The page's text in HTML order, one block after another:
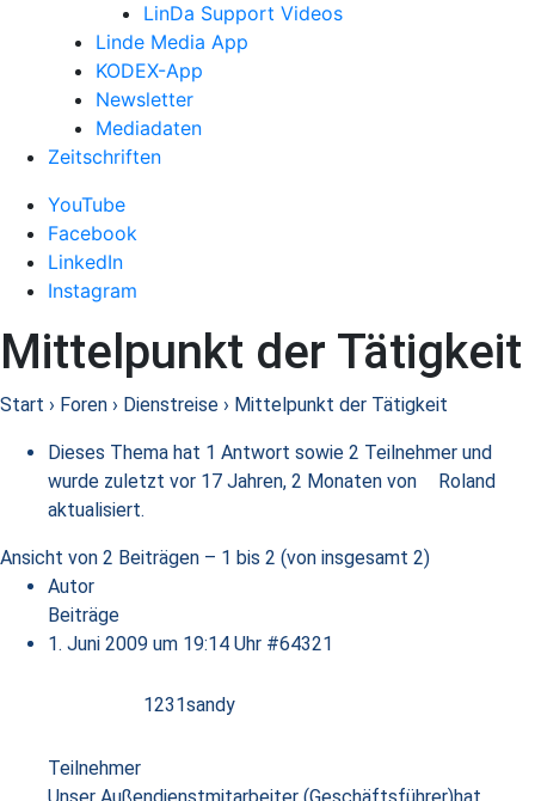
LinDa Support Videos
Linde Media App
KODEX-App
Newsletter
Mediadaten
Zeitschriften
YouTube
Facebook
LinkedIn
Instagram
Mittelpunkt der Tätigkeit
Start › Foren › Dienstreise › Mittelpunkt der Tätigkeit
Dieses Thema hat 1 Antwort sowie 2 Teilnehmer und
wurde zuletzt vor 17 Jahren, 2 Monaten von
Roland
aktualisiert.
Ansicht von 2 Beiträgen – 1 bis 2 (von insgesamt 2)
Autor
Beiträge
1. Juni 2009 um 19:14 Uhr #64321
1231sandy
Teilnehmer